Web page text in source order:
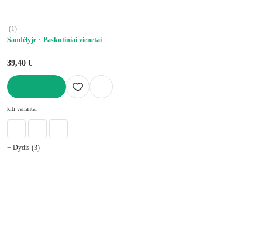
(1)
Sandėlyje
Paskutiniai vienetai
39,40 €
kiti variantai
+ Dydis (3)